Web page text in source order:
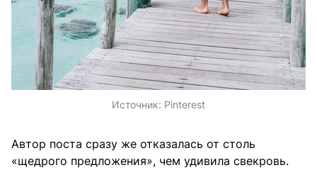
Источник: Pinterest
Автор поста сразу же отказалась от столь
«щедрого предложения», чем удивила свекровь.